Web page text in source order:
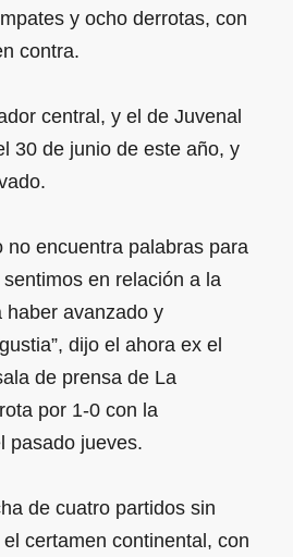
y ocho derrotas, con
contra.
central, y el de Juvenal
30 de junio de este año, y
no encuentra palabras para
en relación a la
haber avanzado y
dijo el ahora ex el
de prensa de La
por 1-0 con la
pasado jueves.
de cuatro partidos sin
certamen continental, con